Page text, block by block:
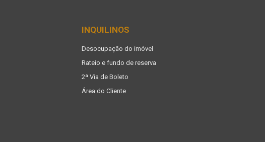
INQUILINOS
Desocupação do imóvel
Rateio e fundo de reserva
2ª Via de Boleto
Área do Cliente